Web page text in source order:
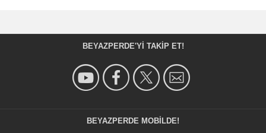
BEYAZPERDE'YI TAKIP ET!
BEYAZPERDE MOBILDE!